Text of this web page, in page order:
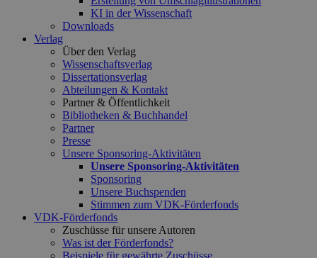
KI in der Wissenschaft
Downloads
Verlag
Über den Verlag
Wissenschaftsverlag
Dissertationsverlag
Abteilungen & Kontakt
Partner & Öffentlichkeit
Bibliotheken & Buchhandel
Partner
Presse
Unsere Sponsoring-Aktivitäten
Unsere Sponsoring-Aktivitäten
Sponsoring
Unsere Buchspenden
Stimmen zum VDK-Förderfonds
VDK-Förderfonds
Zuschüsse für unsere Autoren
Was ist der Förderfonds?
Beispiele für gewährte Zuschüsse